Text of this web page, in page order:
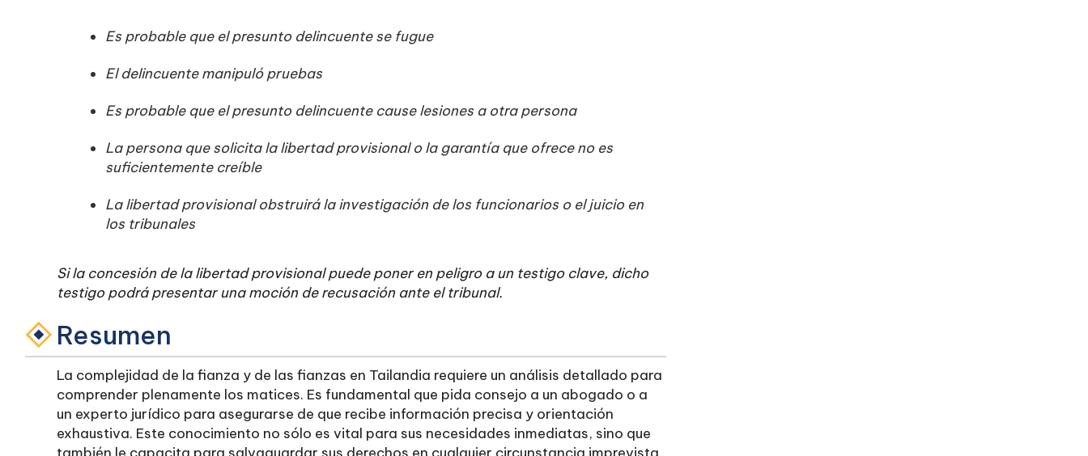
Es probable que el presunto delincuente se fugue
El delincuente manipuló pruebas
Es probable que el presunto delincuente cause lesiones a otra persona
La persona que solicita la libertad provisional o la garantía que ofrece no es
suficientemente creíble
La libertad provisional obstruirá la investigación de los funcionarios o el juicio en
los tribunales
Si la concesión de la libertad provisional puede poner en peligro a un testigo clave, dicho
testigo podrá presentar una moción de recusación ante el tribunal.
Resumen
La complejidad de la fianza y de las fianzas en Tailandia requiere un análisis detallado para
comprender plenamente los matices. Es fundamental que pida consejo a un abogado o a
un experto jurídico para asegurarse de que recibe información precisa y orientación
exhaustiva. Este conocimiento no sólo es vital para sus necesidades inmediatas, sino que